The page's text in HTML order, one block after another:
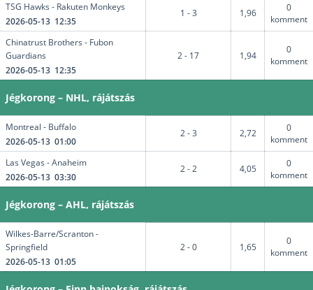
TSG Hawks - Rakuten Monkeys
2026-05-13 12:35
1 - 3 1,96
0
komment
Chinatrust Brothers - Fubon
Guardians
2026-05-13 12:35
2 - 17 1,94
0
komment
Jégkorong – NHL, rájátszás
Montreal - Buffalo
2026-05-13 01:00
2 - 3 2,72
0
komment
Las Vegas - Anaheim
2026-05-13 03:30
2 - 2 4,05
0
komment
Jégkorong – AHL, rájátszás
Wilkes-Barre/Scranton -
Springfield
2026-05-13 01:05
2 - 0 1,65
0
komment